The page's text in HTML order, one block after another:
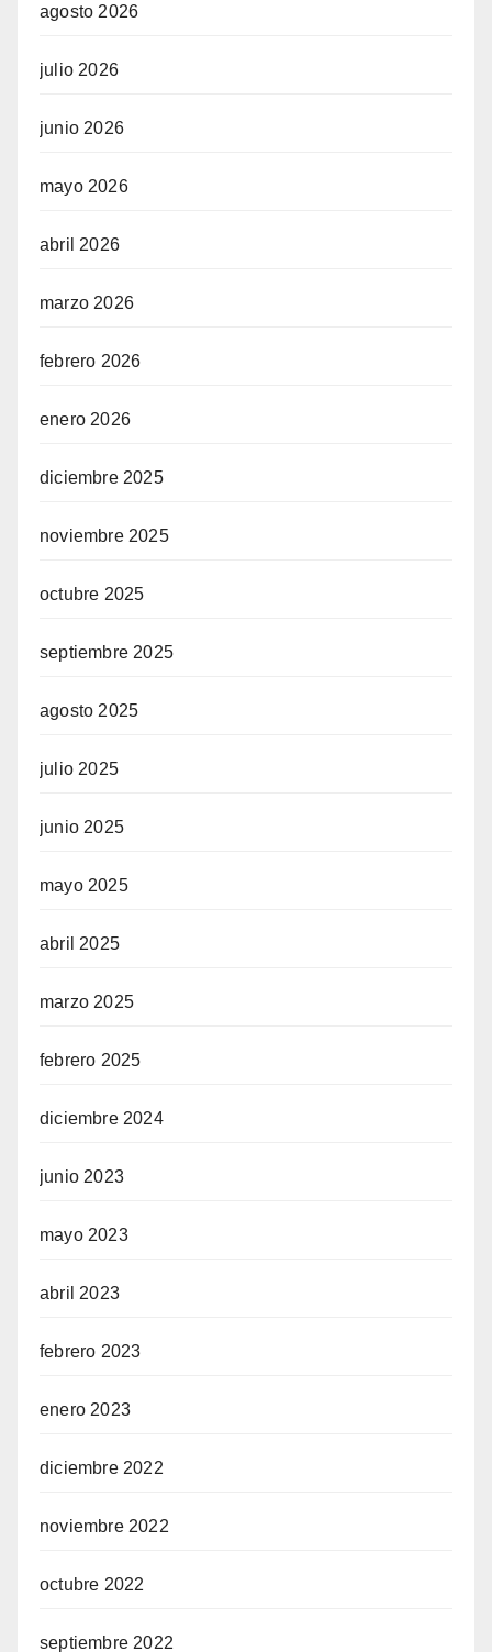
agosto 2026
julio 2026
junio 2026
mayo 2026
abril 2026
marzo 2026
febrero 2026
enero 2026
diciembre 2025
noviembre 2025
octubre 2025
septiembre 2025
agosto 2025
julio 2025
junio 2025
mayo 2025
abril 2025
marzo 2025
febrero 2025
diciembre 2024
junio 2023
mayo 2023
abril 2023
febrero 2023
enero 2023
diciembre 2022
noviembre 2022
octubre 2022
septiembre 2022